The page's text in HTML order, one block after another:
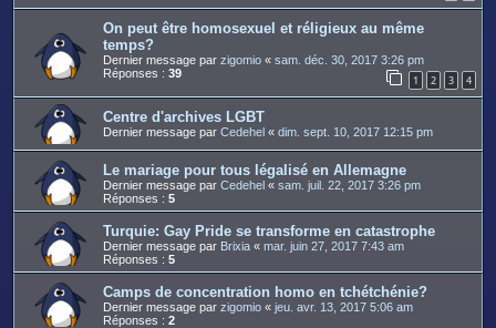
On peut être homosexuel et réligieux au même
temps?
Dernier message par zigomio « sam. déc. 30, 2017 3:26 pm
Réponses : 39 1 2 3 4
Centre d'archives LGBT
Dernier message par Cedehel « dim. sept. 10, 2017 12:15 pm
Le mariage pour tous légalisé en Allemagne
Dernier message par Cedehel « sam. juil. 22, 2017 3:26 pm
Réponses : 5
Turquie: Gay Pride se transforme en catastrophe
Dernier message par Brixia « mar. juin 27, 2017 7:43 am
Réponses : 5
Camps de concentration homo en tchétchénie?
Dernier message par zigomio « jeu. avr. 13, 2017 5:06 am
Réponses : 2